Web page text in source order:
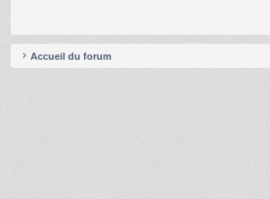
Accueil du forum